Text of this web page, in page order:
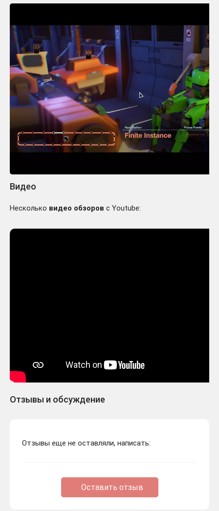
Видео
Несколько видео обзоров с Youtube:
Отзывы и обсуждение
Отзывы еще не оставляли, написать:
Оставить отзыв